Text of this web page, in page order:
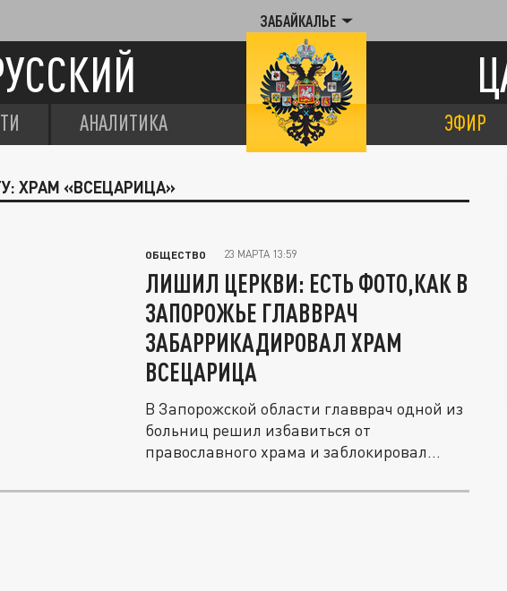
ЗАБАЙКАЛЬЕ
АНАЛИТИКА ЭФИР
ХРАМ «ВСЕЦАРИЦА»
ОБЩЕСТВО 23 МАРТА 13:59
ЛИШИЛ ЦЕРКВИ: ЕСТЬ ФОТО,КАК В
ЗАПОРОЖЬЕ ГЛАВВРАЧ
ЗАБАРРИКАДИРОВАЛ ХРАМ
ВСЕЦАРИЦА
В Запорожской области главврач одной из
больниц решил избавиться от
православного храма и заблокировал